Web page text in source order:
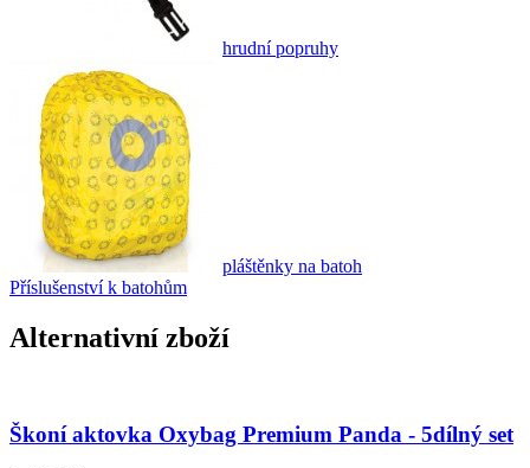
hrudní popruhy
pláštěnky na batoh
Příslušenství k batohům
Alternativní zboží
Škoní aktovka Oxybag Premium Panda - 5dílný set